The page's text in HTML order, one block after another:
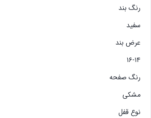
رنگ بند
سفید
عرض بند
۱۶-۱۴
رنگ صفحه
مشکی
نوع قفل